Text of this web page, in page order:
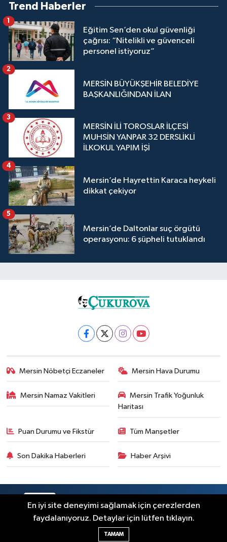
Trend Haberler
Eğitim Sen’den okul güvenliği
çağrısı: “Nitelikli ve güvenceli
personel istiyoruz”
1
MERSİN BÜYÜKŞEHİR BELEDİYE
BAŞKANLIĞINDAN İLAN
2
MERSİN İLİ TOROSLAR İLÇESİ
MUHSİN YANPAR 32 DERSLİKLİ
İLKOKUL YAPIM İŞİ
3
Mersin’de Hayrettin Karaca heykeli
dikkat çekiyor
4
Mersin’de Daltonlar suç örgütü
operasyonu: 6 şüpheli tutuklandı
5
Mersin Nöbetçi Eczaneler Mersin Hava Durumu
Mersin Namaz Vakitleri
Mersin Trafik Yoğunluk
Haritası
Puan Durumu ve Fikstür Tüm Manşetler
Son Dakika Haberleri Haber Arşivi
RSS Copyright © 2025. Her hakkı saklıdır.
Haber Yazılımı:
En iyi site deneyimi sağlamak için çerezlerden
faydalanıyoruz. Detaylar için lütfen tıklayın.
TAMAM